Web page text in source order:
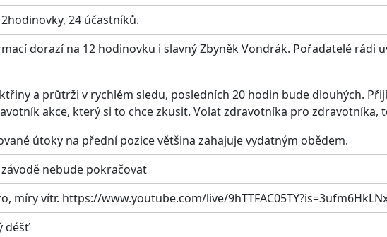
24 účastníků.
dorazí na 12 hodinovku i slavný Zbyněk Vondrák. Pořadatelé rádi
a průtrži v rychlém sledu, posledních 20 hodin bude dlouhých.
akce, který si to chce zkusit. Volat zdravotníka pro zdravotníka,
útoky na přední pozice většina zahajuje vydatným obědem.
nebude pokračovat
míry vítr. https://www.youtube.com/live/
déšť